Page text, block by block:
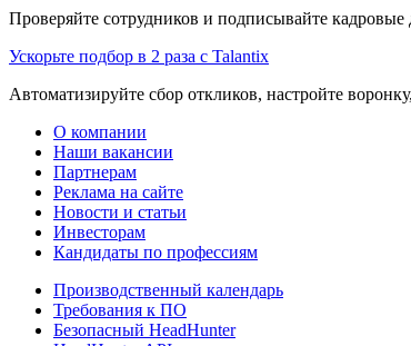
Проверяйте сотрудников и подписывайте
Ускорьте подбор в 2 раза с Talantix
Автоматизируйте сбор откликов, настройте
О компании
Наши вакансии
Партнерам
Реклама на сайте
Новости и статьи
Инвесторам
Кандидаты по профессиям
Производственный календарь
Требования к ПО
Безопасный HeadHunter